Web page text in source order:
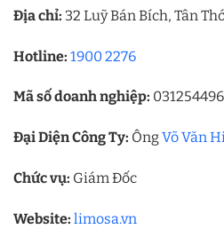
Địa chỉ: 32 Luỹ Bán Bích, Tân
Hotline: 1900 2276
Mã số doanh nghiệp:
Đại Diện Công Ty: ÔngVõ Văn
Chức vụ: Giám Đốc
Website: limosa.vn